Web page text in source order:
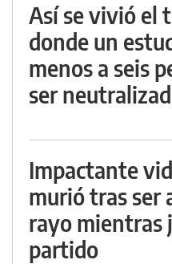
Así se vivió el
donde un
menos a seis
ser
Impactante
murió tras ser
rayo mientras
partido